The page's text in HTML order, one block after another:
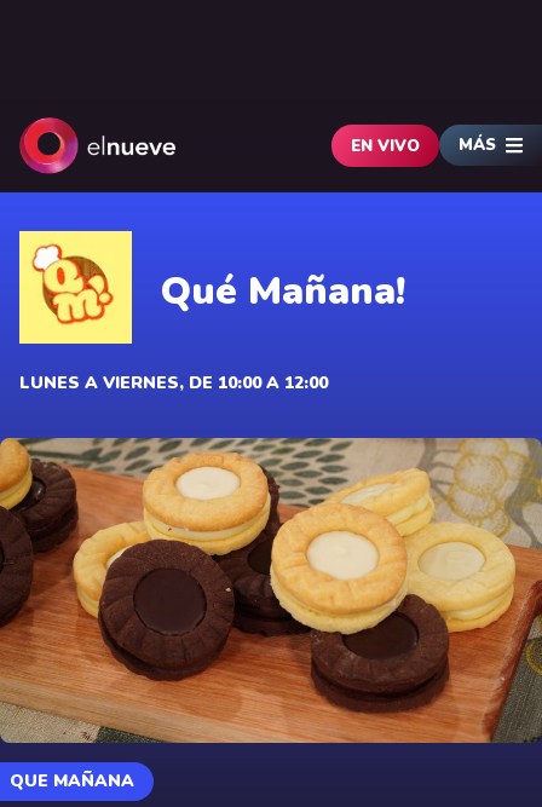
EN VIVO MÁS
Qué Mañana!
LUNES A VIERNES, DE 10:00 A 12:00
QUE MAÑANA